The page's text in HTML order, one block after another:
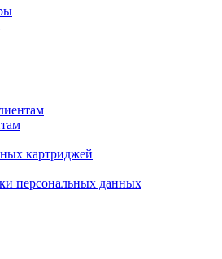
картриджей
персональных данных